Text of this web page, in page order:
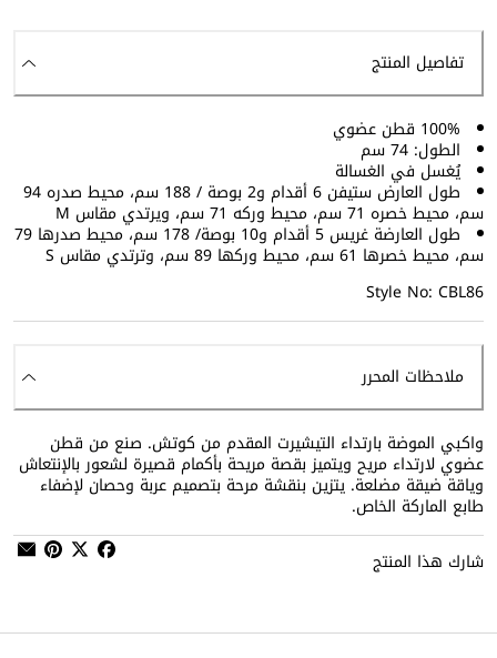
تفاصيل المنتج
100% قطن عضوي
الطول: 74 سم
يُغسل في الغسالة
طول العارض ستيفن 6 أقدام و2 بوصة / 188 سم، محيط صدره 94
سم، محيط خصره 71 سم، محيط وركه 71 سم، ويرتدي مقاس M
طول العارضة غريس 5 أقدام و10 بوصة/ 178 سم، محيط صدرها 79
سم، محيط خصرها 61 سم، محيط وركها 89 سم، وترتدي مقاس S
Style No: CBL86
ملاحظات المحرر
واكبي الموضة بارتداء التيشيرت المقدم من كوتش. صنع من قطن
عضوي لارتداء مريح ويتميز بقصة مريحة بأكمام قصيرة لشعور بالإنتعاش
وياقة ضيقة مضلعة. يتزين بنقشة مرحة بتصميم عربة وحصان لإضفاء
طابع الماركة الخاص.
شارك هذا المنتج